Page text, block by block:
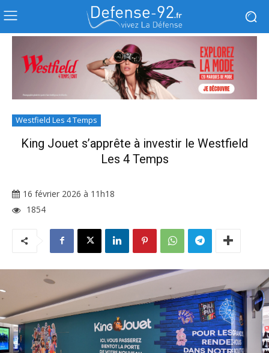
Westfield Les 4 Temps
King Jouet s’apprête à investir le Westfield
Les 4 Temps
16 février 2026 à 11h18
1854